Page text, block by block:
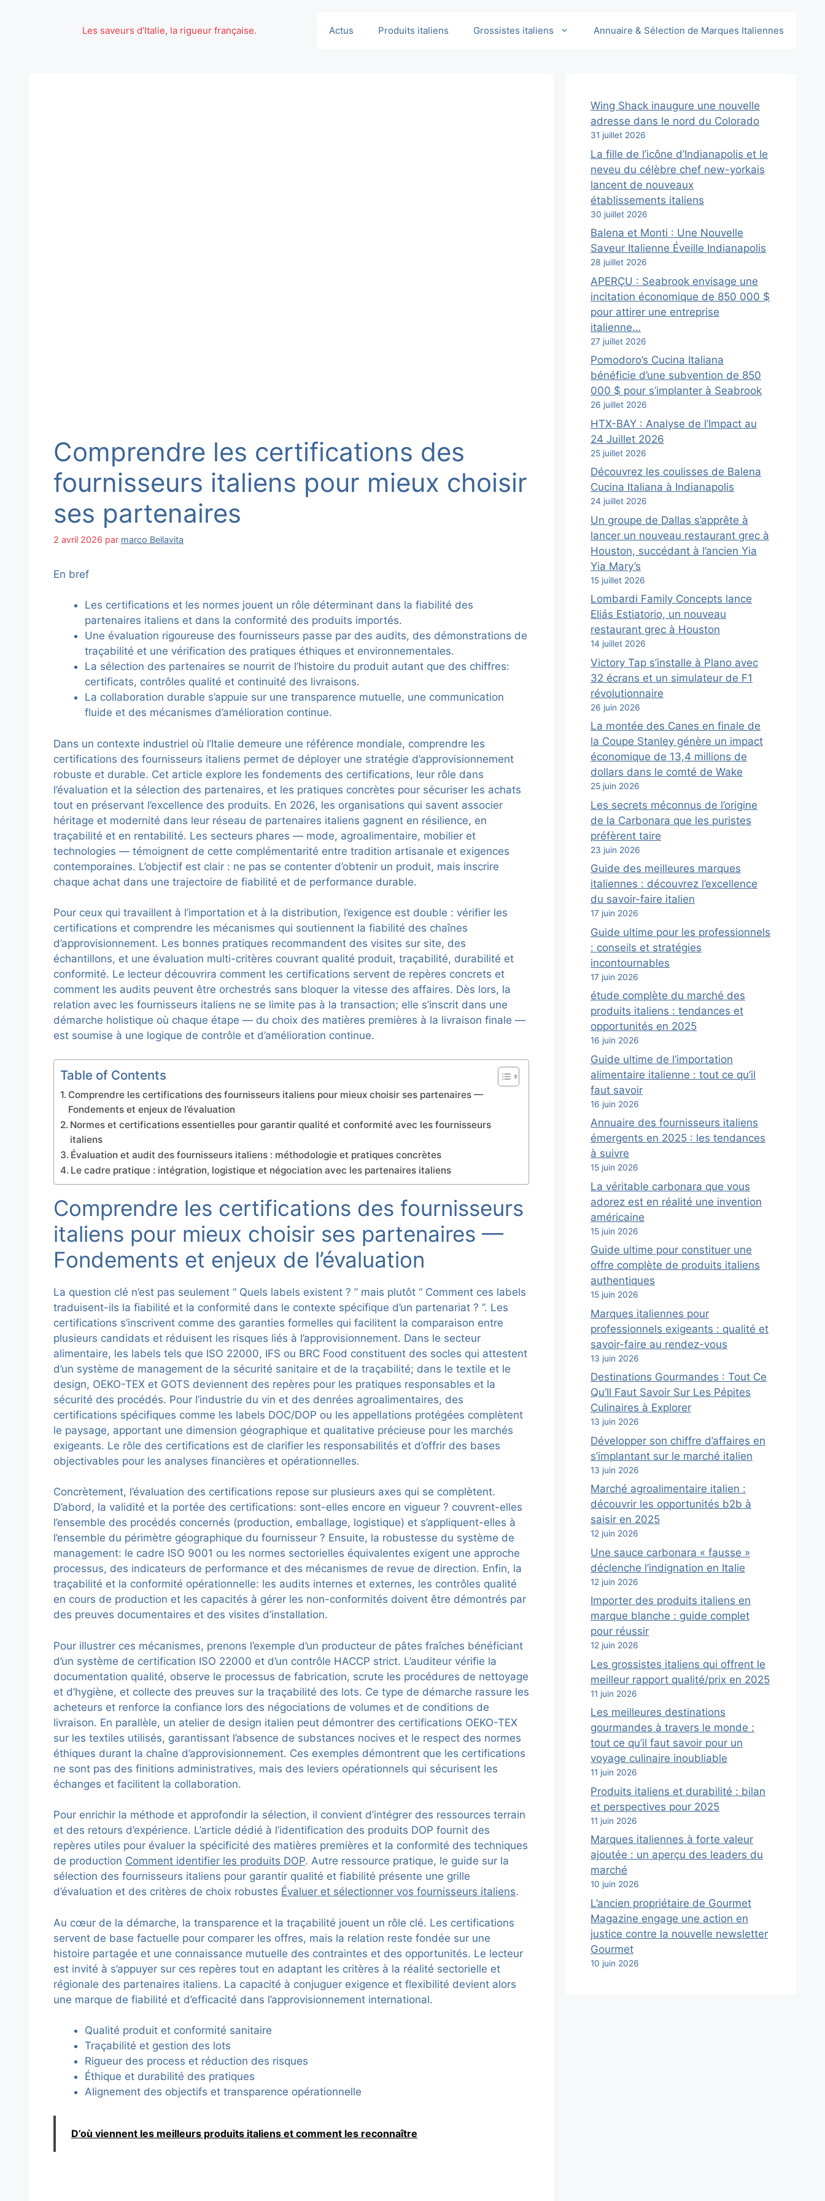
Les saveurs d’Italie, la rigueur française. Actus Produits italiens Grossistes italiens Annuaire & Sélection de Marques Italiennes
Comprendre les certifications des
fournisseurs italiens pour mieux choisir
ses partenaires
2 avril 2026 par marco Bellavita
En bref
Les certifications et les normes jouent un rôle déterminant dans la fiabilité des
partenaires italiens et dans la conformité des produits importés.
Une évaluation rigoureuse des fournisseurs passe par des audits, des démonstrations de
traçabilité et une vérification des pratiques éthiques et environnementales.
La sélection des partenaires se nourrit de l’histoire du produit autant que des chiffres:
certificats, contrôles qualité et continuité des livraisons.
La collaboration durable s’appuie sur une transparence mutuelle, une communication
fluide et des mécanismes d’amélioration continue.
Dans un contexte industriel où l’Italie demeure une référence mondiale, comprendre les
certifications des fournisseurs italiens permet de déployer une stratégie d’approvisionnement
robuste et durable. Cet article explore les fondements des certifications, leur rôle dans
l’évaluation et la sélection des partenaires, et les pratiques concrètes pour sécuriser les achats
tout en préservant l’excellence des produits. En 2026, les organisations qui savent associer
héritage et modernité dans leur réseau de partenaires italiens gagnent en résilience, en
traçabilité et en rentabilité. Les secteurs phares — mode, agroalimentaire, mobilier et
technologies — témoignent de cette complémentarité entre tradition artisanale et exigences
contemporaines. L’objectif est clair : ne pas se contenter d’obtenir un produit, mais inscrire
chaque achat dans une trajectoire de fiabilité et de performance durable.
Pour ceux qui travaillent à l’importation et à la distribution, l’exigence est double : vérifier les
certifications et comprendre les mécanismes qui soutiennent la fiabilité des chaînes
d’approvisionnement. Les bonnes pratiques recommandent des visites sur site, des
échantillons, et une évaluation multi-critères couvrant qualité produit, traçabilité, durabilité et
conformité. Le lecteur découvrira comment les certifications servent de repères concrets et
comment les audits peuvent être orchestrés sans bloquer la vitesse des affaires. Dès lors, la
relation avec les fournisseurs italiens ne se limite pas à la transaction; elle s’inscrit dans une
démarche holistique où chaque étape — du choix des matières premières à la livraison finale —
est soumise à une logique de contrôle et d’amélioration continue.
Table of Contents
Comprendre les certifications des fournisseurs italiens pour mieux choisir ses partenaires —
Fondements et enjeux de l’évaluation
Normes et certifications essentielles pour garantir qualité et conformité avec les fournisseurs
italiens
Évaluation et audit des fournisseurs italiens : méthodologie et pratiques concrètes
Le cadre pratique : intégration, logistique et négociation avec les partenaires italiens
Comprendre les certifications des fournisseurs
italiens pour mieux choisir ses partenaires —
Fondements et enjeux de l’évaluation
La question clé n’est pas seulement “ Quels labels existent ? ” mais plutôt “ Comment ces labels
traduisent-ils la fiabilité et la conformité dans le contexte spécifique d’un partenariat ? ”. Les
certifications s’inscrivent comme des garanties formelles qui facilitent la comparaison entre
plusieurs candidats et réduisent les risques liés à l’approvisionnement. Dans le secteur
alimentaire, les labels tels que ISO 22000, IFS ou BRC Food constituent des socles qui attestent
d’un système de management de la sécurité sanitaire et de la traçabilité; dans le textile et le
design, OEKO-TEX et GOTS deviennent des repères pour les pratiques responsables et la
sécurité des procédés. Pour l’industrie du vin et des denrées agroalimentaires, des
certifications spécifiques comme les labels DOC/DOP ou les appellations protégées complètent
le paysage, apportant une dimension géographique et qualitative précieuse pour les marchés
exigeants. Le rôle des certifications est de clarifier les responsabilités et d’offrir des bases
objectivables pour les analyses financières et opérationnelles.
Concrètement, l’évaluation des certifications repose sur plusieurs axes qui se complètent.
D’abord, la validité et la portée des certifications: sont-elles encore en vigueur ? couvrent-elles
l’ensemble des procédés concernés (production, emballage, logistique) et s’appliquent-elles à
l’ensemble du périmètre géographique du fournisseur ? Ensuite, la robustesse du système de
management: le cadre ISO 9001 ou les normes sectorielles équivalentes exigent une approche
processus, des indicateurs de performance et des mécanismes de revue de direction. Enfin, la
traçabilité et la conformité opérationnelle: les audits internes et externes, les contrôles qualité
en cours de production et les capacités à gérer les non-conformités doivent être démontrés par
des preuves documentaires et des visites d’installation.
Pour illustrer ces mécanismes, prenons l’exemple d’un producteur de pâtes fraîches bénéficiant
d’un système de certification ISO 22000 et d’un contrôle HACCP strict. L’auditeur vérifie la
documentation qualité, observe le processus de fabrication, scrute les procédures de nettoyage
et d’hygiène, et collecte des preuves sur la traçabilité des lots. Ce type de démarche rassure les
acheteurs et renforce la confiance lors des négociations de volumes et de conditions de
livraison. En parallèle, un atelier de design italien peut démontrer des certifications OEKO-TEX
sur les textiles utilisés, garantissant l’absence de substances nocives et le respect des normes
éthiques durant la chaîne d’approvisionnement. Ces exemples démontrent que les certifications
ne sont pas des finitions administratives, mais des leviers opérationnels qui sécurisent les
échanges et facilitent la collaboration.
Pour enrichir la méthode et approfondir la sélection, il convient d’intégrer des ressources terrain
et des retours d’expérience. L’article dédié à l’identification des produits DOP fournit des
repères utiles pour évaluer la spécificité des matières premières et la conformité des techniques
de production Comment identifier les produits DOP. Autre ressource pratique, le guide sur la
sélection des fournisseurs italiens pour garantir qualité et fiabilité présente une grille
d’évaluation et des critères de choix robustes Évaluer et sélectionner vos fournisseurs italiens.
Au cœur de la démarche, la transparence et la traçabilité jouent un rôle clé. Les certifications
servent de base factuelle pour comparer les offres, mais la relation reste fondée sur une
histoire partagée et une connaissance mutuelle des contraintes et des opportunités. Le lecteur
est invité à s’appuyer sur ces repères tout en adaptant les critères à la réalité sectorielle et
régionale des partenaires italiens. La capacité à conjuguer exigence et flexibilité devient alors
une marque de fiabilité et d’efficacité dans l’approvisionnement international.
Qualité produit et conformité sanitaire
Traçabilité et gestion des lots
Rigueur des process et réduction des risques
Éthique et durabilité des pratiques
Alignement des objectifs et transparence opérationnelle
D’où viennent les meilleurs produits italiens et comment les reconnaître
Wing Shack inaugure une nouvelle
adresse dans le nord du Colorado
31 juillet 2026
La fille de l’icône d’Indianapolis et le
neveu du célèbre chef new-yorkais
lancent de nouveaux
établissements italiens
30 juillet 2026
Balena et Monti : Une Nouvelle
Saveur Italienne Éveille Indianapolis
28 juillet 2026
APERÇU : Seabrook envisage une
incitation économique de 850 000 $
pour attirer une entreprise
italienne…
27 juillet 2026
Pomodoro’s Cucina Italiana
bénéficie d’une subvention de 850
000 $ pour s’implanter à Seabrook
26 juillet 2026
HTX-BAY : Analyse de l’Impact au
24 Juillet 2026
25 juillet 2026
Découvrez les coulisses de Balena
Cucina Italiana à Indianapolis
24 juillet 2026
Un groupe de Dallas s’apprête à
lancer un nouveau restaurant grec à
Houston, succédant à l’ancien Yia
Yia Mary’s
15 juillet 2026
Lombardi Family Concepts lance
Eliás Estiatorio, un nouveau
restaurant grec à Houston
14 juillet 2026
Victory Tap s’installe à Plano avec
32 écrans et un simulateur de F1
révolutionnaire
26 juin 2026
La montée des Canes en finale de
la Coupe Stanley génère un impact
économique de 13,4 millions de
dollars dans le comté de Wake
25 juin 2026
Les secrets méconnus de l’origine
de la Carbonara que les puristes
préfèrent taire
23 juin 2026
Guide des meilleures marques
italiennes : découvrez l’excellence
du savoir-faire italien
17 juin 2026
Guide ultime pour les professionnels
: conseils et stratégies
incontournables
17 juin 2026
étude complète du marché des
produits italiens : tendances et
opportunités en 2025
16 juin 2026
Guide ultime de l’importation
alimentaire italienne : tout ce qu’il
faut savoir
16 juin 2026
Annuaire des fournisseurs italiens
émergents en 2025 : les tendances
à suivre
15 juin 2026
La véritable carbonara que vous
adorez est en réalité une invention
américaine
15 juin 2026
Guide ultime pour constituer une
offre complète de produits italiens
authentiques
15 juin 2026
Marques italiennes pour
professionnels exigeants : qualité et
savoir-faire au rendez-vous
13 juin 2026
Destinations Gourmandes : Tout Ce
Qu’Il Faut Savoir Sur Les Pépites
Culinaires à Explorer
13 juin 2026
Développer son chiffre d’affaires en
s’implantant sur le marché italien
13 juin 2026
Marché agroalimentaire italien :
découvrir les opportunités b2b à
saisir en 2025
12 juin 2026
Une sauce carbonara « fausse »
déclenche l’indignation en Italie
12 juin 2026
Importer des produits italiens en
marque blanche : guide complet
pour réussir
12 juin 2026
Les grossistes italiens qui offrent le
meilleur rapport qualité/prix en 2025
11 juin 2026
Les meilleures destinations
gourmandes à travers le monde :
tout ce qu’il faut savoir pour un
voyage culinaire inoubliable
11 juin 2026
Produits italiens et durabilité : bilan
et perspectives pour 2025
11 juin 2026
Marques italiennes à forte valeur
ajoutée : un aperçu des leaders du
marché
10 juin 2026
L’ancien propriétaire de Gourmet
Magazine engage une action en
justice contre la nouvelle newsletter
Gourmet
10 juin 2026